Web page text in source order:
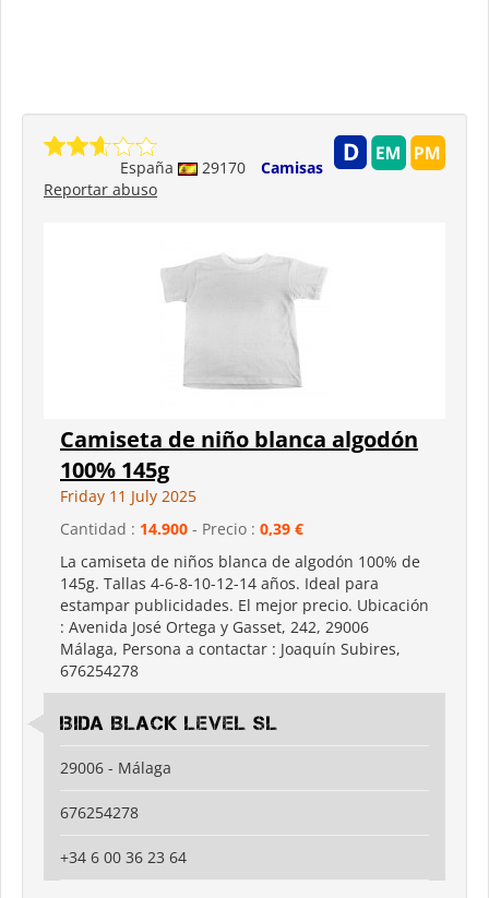
España 29170
Camisas
Reportar abuso
Camiseta de niño blanca algodón
100% 145g
Friday 11 July 2025
Cantidad : 14.900 - Precio : 0,39 €
La camiseta de niños blanca de algodón 100% de
145g. Tallas 4-6-8-10-12-14 años. Ideal para
estampar publicidades. El mejor precio. Ubicación
: Avenida José Ortega y Gasset, 242, 29006
Málaga, Persona a contactar : Joaquín Subires,
676254278
Ibida Black Level SL
29006 - Málaga
676254278
+34 6 00 36 23 64